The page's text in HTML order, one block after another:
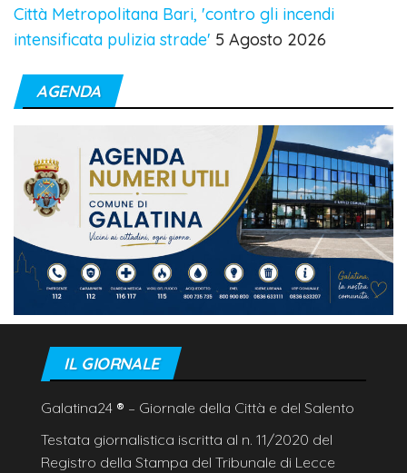
Città Metropolitana Bari, 'contro gli incendi
intensificata pulizia strade' 5 Agosto 2026
AGENDA
IL GIORNALE
Galatina24 ® – Giornale della Città e del Salento
Testata giornalistica iscritta al n. 11/2020 del
Registro della Stampa del Tribunale di Lecce